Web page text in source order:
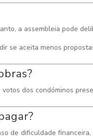
a assembleia pode
se aceita menos
dos condóminos
de dificuldade